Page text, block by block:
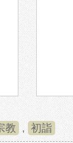
教 , 初詣